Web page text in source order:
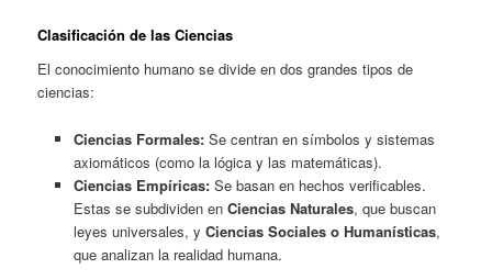
Clasificación de las Ciencias
El conocimiento humano se divide en dos grandes tipos de
ciencias:
Ciencias Formales:Se centran en símbolos y sistemas
axiomáticos (como la lógica y las matemáticas).
Ciencias Empíricas:Se basan en hechos verificables.
Estas se subdividen en Ciencias Naturales, que buscan
leyes universales, y Ciencias Sociales o Humanísticas,
que analizan la realidad humana.